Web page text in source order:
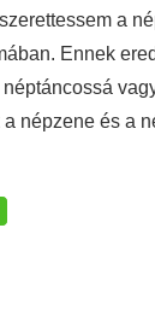
a
Ennek
a népzene és a